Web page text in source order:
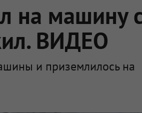
на машину
ВИДЕО
и приземлилось на